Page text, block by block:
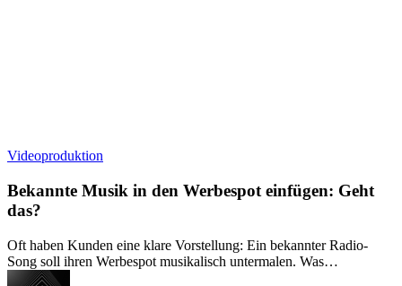
Videoproduktion
in
Geht
das?
Bekannte Musik in den Werbespot einfügen: Geht
das?
Oft haben Kunden eine klare Vorstellung: Ein bekannter Radio-
Song soll ihren Werbespot musikalisch untermalen. Was…